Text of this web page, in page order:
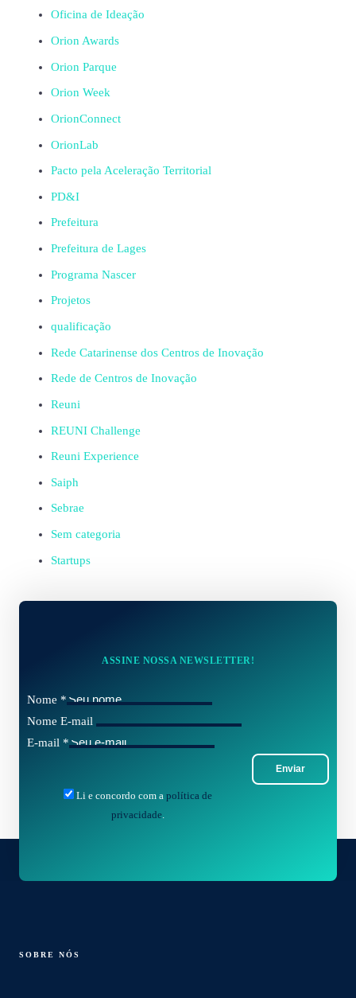
Oficina de Ideação
Orion Awards
Orion Parque
Orion Week
OrionConnect
OrionLab
Pacto pela Aceleração Territorial
PD&I
Prefeitura
Prefeitura de Lages
Programa Nascer
Projetos
qualificação
Rede Catarinense dos Centros de Inovação
Rede de Centros de Inovação
Reuni
REUNI Challenge
Reuni Experience
Saiph
Sebrae
Sem categoria
Startups
ASSINE NOSSA NEWSLETTER!
Nome *
Nome E-mail
E-mail *
Enviar
Li e concordo com a política de
privacidade.
SOBRE NÓS